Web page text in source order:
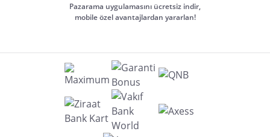
Pazarama uygulamasını ücretsiz indir,
mobile özel avantajlardan yararlan!